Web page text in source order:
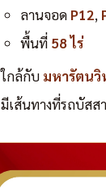
ลานจอด P12,
พื้นที่ 58 ไร่
ใกล้กับ มหารัตนวิ
มีเส้นทางที่รถบัสส